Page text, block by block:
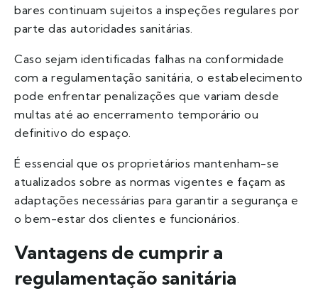
bares continuam sujeitos a inspeções regulares por
parte das autoridades sanitárias.
Caso sejam identificadas falhas na conformidade
com a regulamentação sanitária, o estabelecimento
pode enfrentar penalizações que variam desde
multas até ao encerramento temporário ou
definitivo do espaço.
É essencial que os proprietários mantenham-se
atualizados sobre as normas vigentes e façam as
adaptações necessárias para garantir a segurança e
o bem-estar dos clientes e funcionários.
Vantagens de cumprir a
regulamentação sanitária